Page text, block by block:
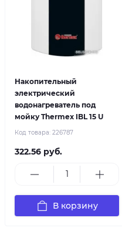
Накопительный
электрический
водонагреватель под
мойку Thermex IBL 15 U
Код товара: 226787
322.56 руб.
В корзину